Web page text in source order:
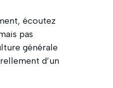
écoutez
pas
générale
d’un